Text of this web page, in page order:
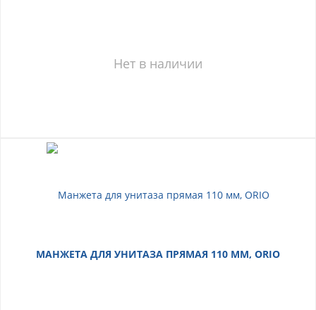
Нет в наличии
МАНЖЕТА ДЛЯ УНИТАЗА ПРЯМАЯ 110 ММ, ORIO